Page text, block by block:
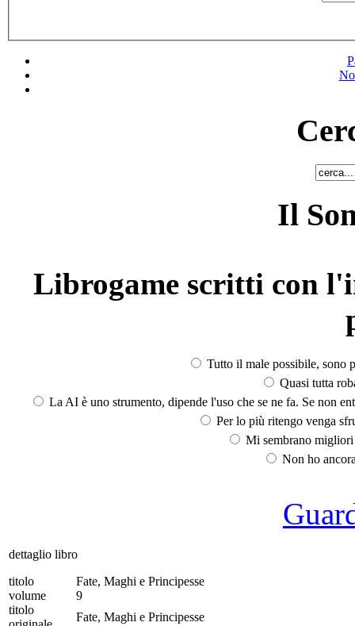
Il
Librogame scritti con
Tutto il male possibile, sono
Quasi tutta
La AI è uno strumento, dipende l'uso che se ne fa. Se non
Per lo più ritengo venga
Mi sembrano
Non ho
dettaglio libro
titolo
Fate, Maghi e Principesse
volume
9
titolo
Fate, Maghi e Principesse